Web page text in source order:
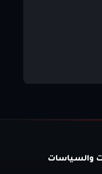
والسياسات